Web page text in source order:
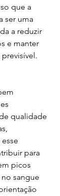
que a
ser uma
a reduzir
e manter
qualidade
para
picos
sangue